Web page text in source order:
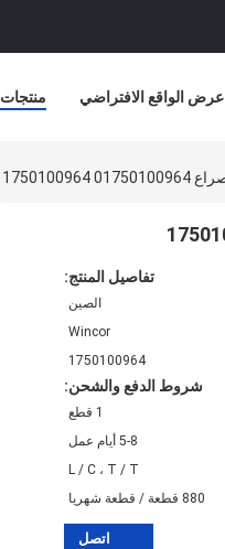
منتجات عرض الواقع الافتراضي
تفاصيل المنتج:
الصين
Wincor
1750100964
شروط الدفع والشحن:
1 قطع
5-8 أيام عمل
L / C ، T / T
880 قطعة / قطعة شهريا
اتصل